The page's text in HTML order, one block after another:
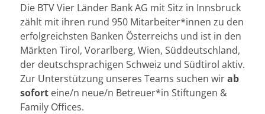
Die BTV Vier Länder Bank AG mit Sitz in Innsbruck
zählt mit ihren rund 950 Mitarbeiter*innen zu den
erfolgreichsten Banken Österreichs und ist in den
Märkten Tirol, Vorarlberg, Wien, Süddeutschland,
der deutschsprachigen Schweiz und Südtirol aktiv.
Zur Unterstützung unseres Teams suchen wirab
sofort eine/n neue/n Betreuer*in Stiftungen &
Family Offices.